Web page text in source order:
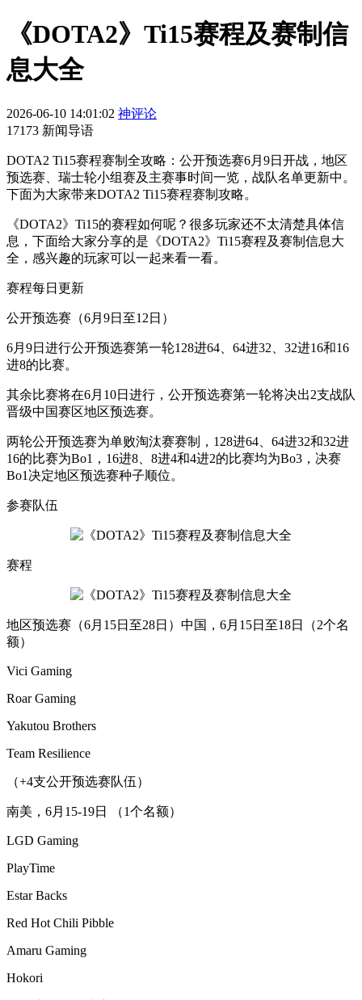
《DOTA2》Ti15赛程及赛制信
息大全
2026-06-10 14:01:02 神评论
17173 新闻导语
DOTA2 Ti15赛程赛制全攻略：公开预选赛6月9日开战，地区
预选赛、瑞士轮小组赛及主赛事时间一览，战队名单更新中。
下面为大家带来DOTA2 Ti15赛程赛制攻略。
《DOTA2》Ti15的赛程如何呢？很多玩家还不太清楚具体信
息，下面给大家分享的是《DOTA2》Ti15赛程及赛制信息大
全，感兴趣的玩家可以一起来看一看。
赛程每日更新
公开预选赛（6月9日至12日）
6月9日进行公开预选赛第一轮128进64、64进32、32进16和16
进8的比赛。
其余比赛将在6月10日进行，公开预选赛第一轮将决出2支战队
晋级中国赛区地区预选赛。
两轮公开预选赛为单败淘汰赛赛制，128进64、64进32和32进
16的比赛为Bo1，16进8、8进4和4进2的比赛均为Bo3，决赛
Bo1决定地区预选赛种子顺位。
参赛队伍
赛程
地区预选赛（6月15日至28日）中国，6月15日至18日（2个名
额）
Vici Gaming
Roar Gaming
Yakutou Brothers
Team Resilience
（+4支公开预选赛队伍）
南美，6月15-19日 （1个名额）
LGD Gaming
PlayTime
Estar Backs
Red Hot Chili Pibble
Amaru Gaming
Hokori